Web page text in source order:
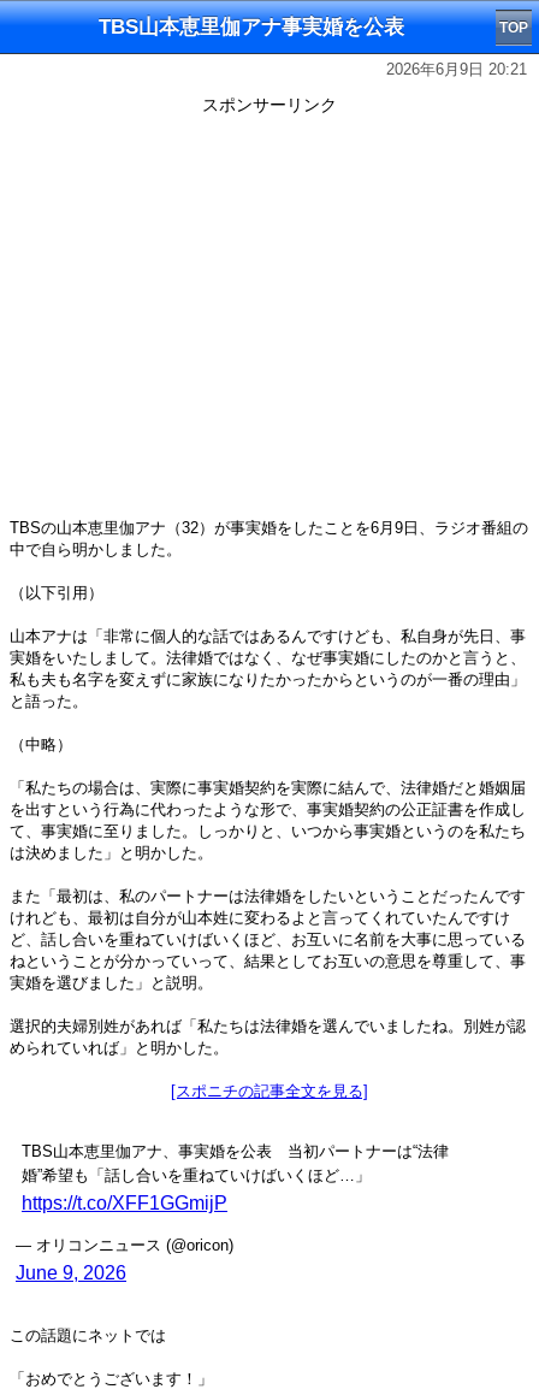
TBS山本恵里伽アナ事実婚を公表 TOP
2026年6月9日 20:21
スポンサーリンク
TBSの山本恵里伽アナ（32）が事実婚をしたことを6月9日、ラジオ番組の
中で自ら明かしました。
（以下引用）
山本アナは「非常に個人的な話ではあるんですけども、私自身が先日、事
実婚をいたしまして。法律婚ではなく、なぜ事実婚にしたのかと言うと、
私も夫も名字を変えずに家族になりたかったからというのが一番の理由」
と語った。
（中略）
「私たちの場合は、実際に事実婚契約を実際に結んで、法律婚だと婚姻届
を出すという行為に代わったような形で、事実婚契約の公正証書を作成し
て、事実婚に至りました。しっかりと、いつから事実婚というのを私たち
は決めました」と明かした。
また「最初は、私のパートナーは法律婚をしたいということだったんです
けれども、最初は自分が山本姓に変わるよと言ってくれていたんですけ
ど、話し合いを重ねていけばいくほど、お互いに名前を大事に思っている
ねということが分かっていって、結果としてお互いの意思を尊重して、事
実婚を選びました」と説明。
選択的夫婦別姓があれば「私たちは法律婚を選んでいましたね。別姓が認
められていれば」と明かした。
[スポニチの記事全文を見る]
TBS山本恵里伽アナ、事実婚を公表 当初パートナーは“法律
婚”希望も「話し合いを重ねていけばいくほど…」
https://t.co/XFF1GGmijP
— オリコンニュース (@oricon)
June 9, 2026
この話題にネットでは
「おめでとうございます！」